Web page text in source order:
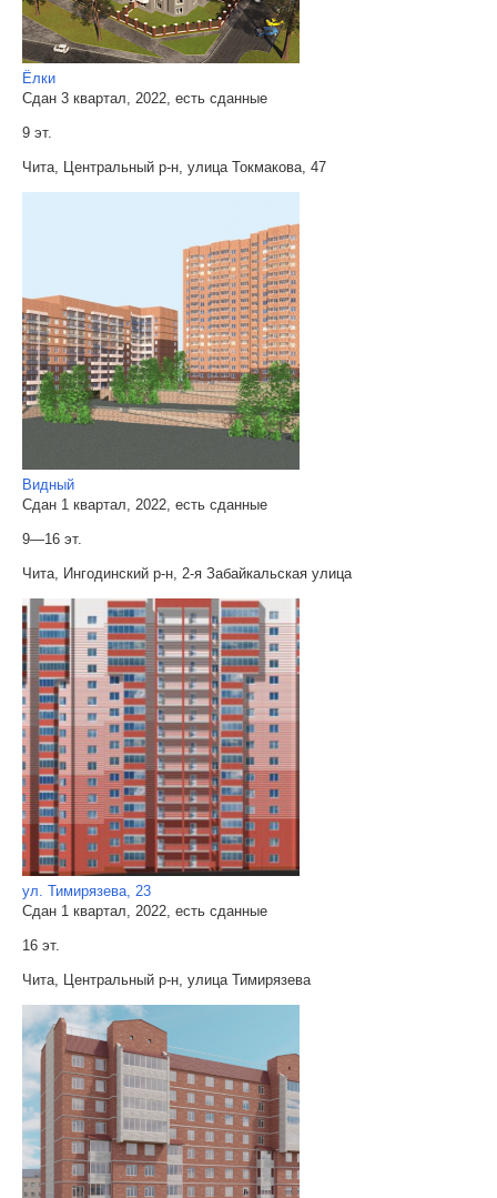
Ёлки
Сдан 3 квартал, 2022, есть сданные
9 эт.
Чита, Центральный р-н, улица Токмакова, 47
Видный
Сдан 1 квартал, 2022, есть сданные
9—16 эт.
Чита, Ингодинский р-н, 2-я Забайкальская улица
ул. Тимирязева, 23
Сдан 1 квартал, 2022, есть сданные
16 эт.
Чита, Центральный р-н, улица Тимирязева